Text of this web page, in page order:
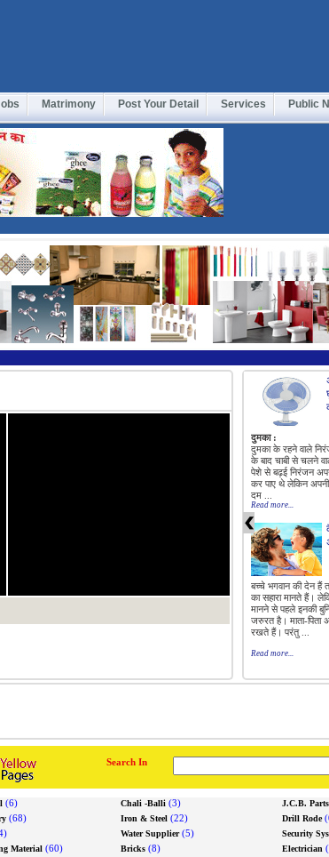
Matrimony Post Your Detail Services Public
1/0
दुमका :
दुमका के रहने वाले
के बाद चाबी से चलने
पेशे से बढ़ई निरंजन
कर पाए थे लेकिन
दम ...
Read more...
बच्चे भगवान की देन हैं
का सहारा मानते हैं।
मानने से पहले इनकी
जरुरत है। माता-पिता
रखते हैं। परंतु ...
Read more...
Search In
(6)
(68)
Material(60)
Chali -Balli(3)
Iron & Steel(22)
Water Supplier(5)
Bricks(8)
J.C.B. Parts
Drill Rode
Security
Electrician